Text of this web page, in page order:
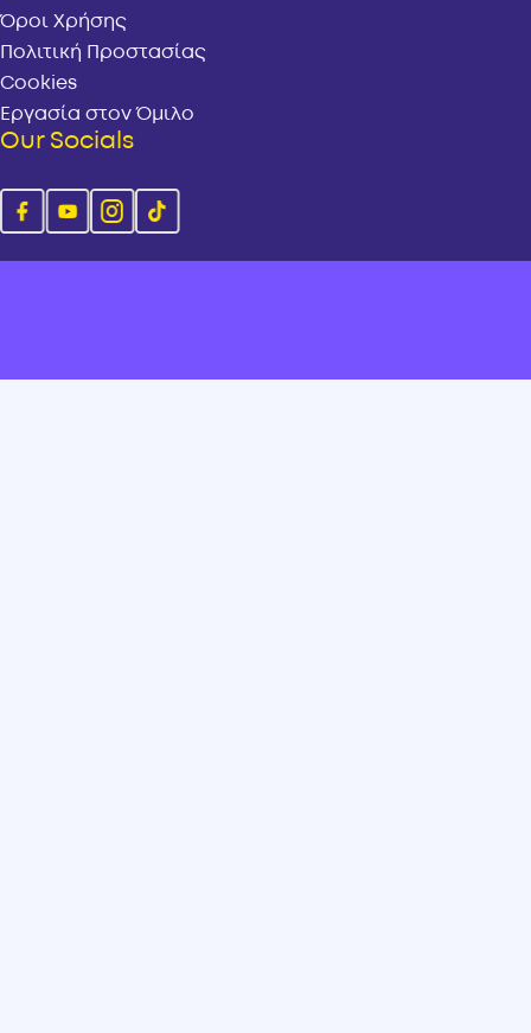
Όροι Χρήσης
Πολιτική Προστασίας
Cookies
Εργασία στον Όμιλο
Our Socials